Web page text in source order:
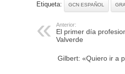
Etiqueta: GCN ESPAÑOL
Anterior:
El primer día
Valverde
Gilbert: «Quiero ir a